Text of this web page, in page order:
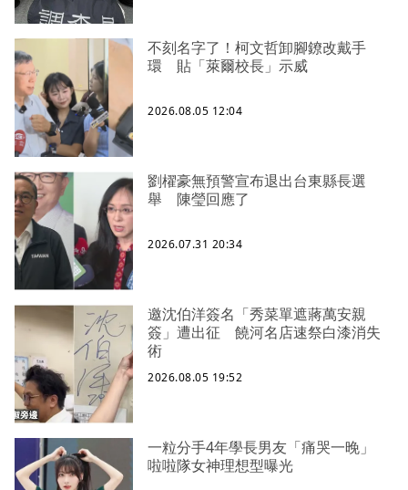
不刻名字了！柯文哲卸腳鐐改戴手
環 貼「萊爾校長」示威
2026.08.05 12:04
劉櫂豪無預警宣布退出台東縣長選
舉 陳瑩回應了
2026.07.31 20:34
邀沈伯洋簽名「秀菜單遮蔣萬安親
簽」遭出征 饒河名店速祭白漆消失
術
2026.08.05 19:52
一粒分手4年學長男友「痛哭一晚」
啦啦隊女神理想型曝光